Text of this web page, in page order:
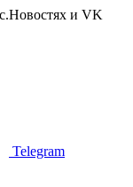
и VK
Telegram